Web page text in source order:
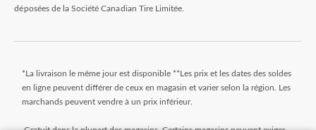
déposées de la Société Canadian Tire Limitée.
*La livraison le même jour est disponible **Les prix et les dates des soldes
en ligne peuvent différer de ceux en magasin et varier selon la région. Les
marchands peuvent vendre à un prix inférieur.